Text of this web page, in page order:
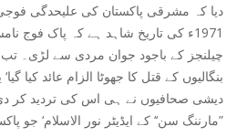
دیا کہ مشرقی پاکستان کی علیحدگی
1971ء کی تاریخ شاہد ہے کہ پاک فوج
بنگالیوں کے قتل کا جھوٹا الزام عائد کیا
دیشی صحافیوں نے ہی اس کی تردید کر
”مارننگ سن‘‘ کے ایڈیٹر نور الاسلام‘ جو